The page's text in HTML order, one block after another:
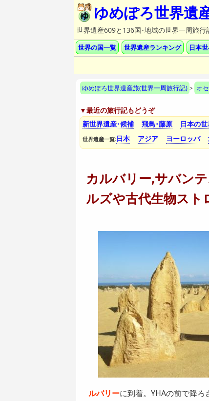
ゆめぽろ世界遺
世界遺産609と136国･地域の世界一周旅行
世界の国一覧 世界遺産ランキング 日本
ゆめぽろ世界遺産旅(世界一周旅行記) > オ
▼最近の旅行記もどうぞ
新世界遺産･候補
飛鳥･藤原 日本の
世界遺産一覧:日本 アジア ヨーロッパ
カルバリー,サバン
ルズや古代生物スト
ルバリーに到着。YHAの前で降